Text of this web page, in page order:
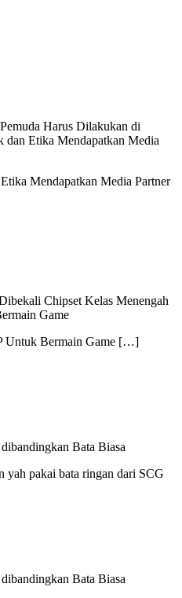
Harus Dilakukan di
dan Etika Mendapatkan Media
Mendapatkan Media Partner
Chipset Kelas Menengah
Game
Untuk Bermain Game […]
Bata Biasa
yah pakai bata ringan dari SCG
Bata Biasa